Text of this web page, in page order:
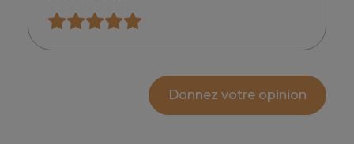
Donnez votre opinion